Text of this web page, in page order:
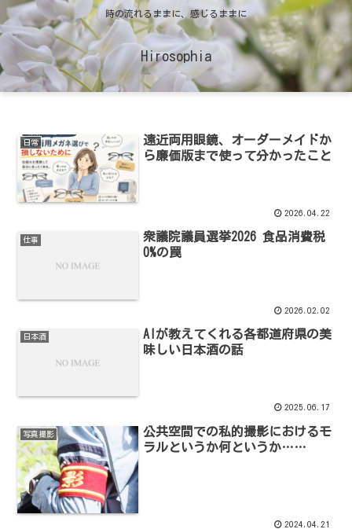
時の流れるままに、感じるままに
Hirosophia
日常
遠近両用眼鏡、オーダーメイドか
ら廉価版まで使って分かったこと
2026.04.22
仕事
衆議院議員選挙2026 食品消費税
0%の罠
2026.02.02
日本酒
AIが教えてくれる各都道府県の美
味しい日本酒の話
2025.06.17
写真撮影
公共空間での私的撮影におけるモ
ラルというか何というか……
2024.04.21